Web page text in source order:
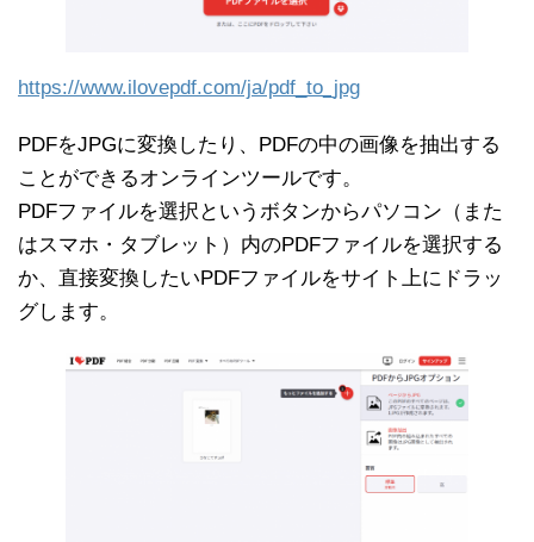
https://www.ilovepdf.com/ja/pdf_to_jpg
PDFをJPGに変換したり、PDFの中の画像を抽出する
ことができるオンラインツールです。
PDFファイルを選択というボタンからパソコン（また
はスマホ・タブレット）内のPDFファイルを選択する
か、直接変換したいPDFファイルをサイト上にドラッ
グします。